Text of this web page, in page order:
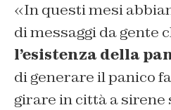
«In questi mesi
di messaggi da gente
l’esistenza della
di generare il panico
girare in città a sirene